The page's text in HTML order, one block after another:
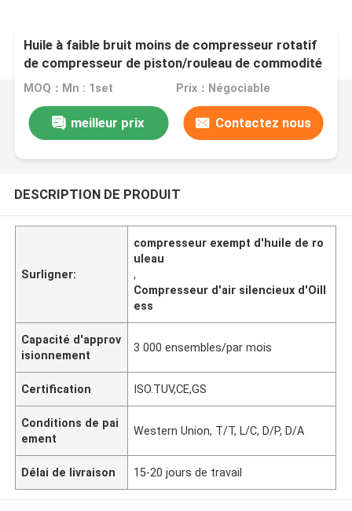
Huile à faible bruit moins de compresseur rotatif
de compresseur de piston/rouleau de commodité
MOQ：Mn : 1set Prix：Négociable
meilleur prix Contactez nous
DESCRIPTION DE PRODUIT
Surligner:
compresseur exempt d'huile de ro
uleau
,
Compresseur d'air silencieux d'Oill
ess
Capacité d'approv
isionnement
3 000 ensembles/par mois
Certification ISO.TUV,CE,GS
Conditions de pai
ement
Western Union, T/T, L/C, D/P, D/A
Délai de livraison 15-20 jours de travail